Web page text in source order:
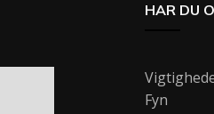
HAR DU
Fyn